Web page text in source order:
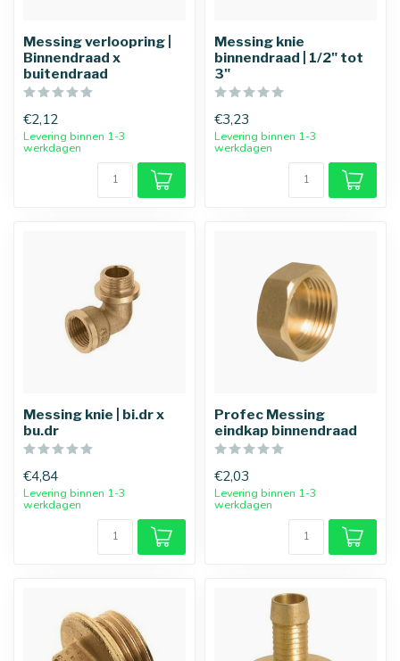
Messing verloopring |
Binnendraad x
buitendraad
€2,12
Levering binnen 1-3
werkdagen
Messing knie
binnendraad | 1/2" tot
3"
€3,23
Levering binnen 1-3
werkdagen
Messing knie | bi.dr x
bu.dr
€4,84
Levering binnen 1-3
werkdagen
Profec Messing
eindkap binnendraad
€2,03
Levering binnen 1-3
werkdagen